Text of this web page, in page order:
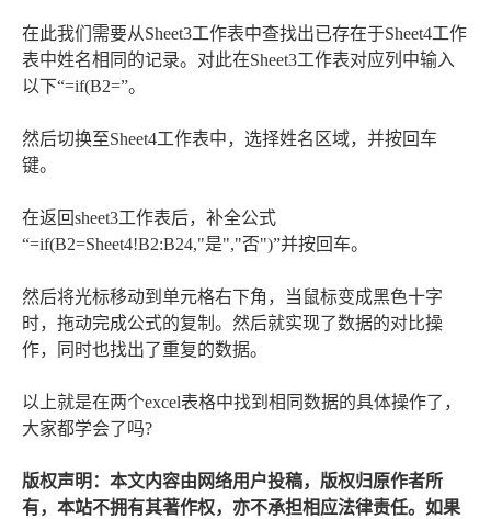
在此我们需要从Sheet3工作表中查找出已存在于Sheet4工作
表中姓名相同的记录。对此在Sheet3工作表对应列中输入
以下“=if(B2=”。
然后切换至Sheet4工作表中，选择姓名区域，并按回车
键。
在返回sheet3工作表后，补全公式
“=if(B2=Sheet4!B2:B24,"是","否")”并按回车。
然后将光标移动到单元格右下角，当鼠标变成黑色十字
时，拖动完成公式的复制。然后就实现了数据的对比操
作，同时也找出了重复的数据。
以上就是在两个excel表格中找到相同数据的具体操作了，
大家都学会了吗?
版权声明：本文内容由网络用户投稿，版权归原作者所
有，本站不拥有其著作权，亦不承担相应法律责任。如果